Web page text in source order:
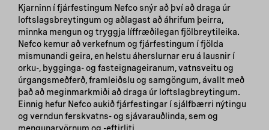
Kjarninn í fjárfestingum Nefco snýr að því að draga úr
loftslagsbreytingum og aðlagast að áhrifum þeirra,
minnka mengun og tryggja líffræðilegan fjölbreytileika.
Nefco kemur að verkefnum og fjárfestingum í fjölda
mismunandi geira, en helstu áherslurnar eru á lausnir í
orku-, bygginga- og fasteignageiranum, vatnsveitu og
úrgangsmeðferð, framleiðslu og samgöngum, ávallt með
það að meginmarkmiði að draga úr loftslagbreytingum.
Einnig hefur Nefco aukið fjárfestingar í sjálfbærri nýtingu
og verndun ferskvatns- og sjávarauðlinda, sem og